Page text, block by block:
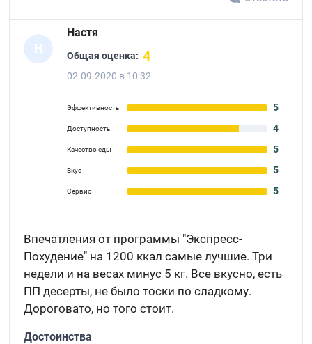
Н
Настя
Общая оценка: 4
02.09.2020 в 10:32
Эффективность 5
Доступность 4
Качество еды 5
Вкус 5
Сервис 5
Впечатления от программы "Экспресс-
Похудение" на 1200 ккал самые лучшие. Три
недели и на весах минус 5 кг. Все вкусно, есть
ПП десерты, не было тоски по сладкому.
Дороговато, но того стоит.
Достоинства